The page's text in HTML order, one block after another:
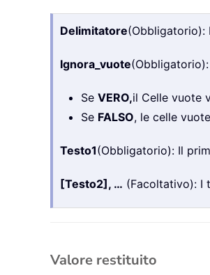
Delimitatore(Obbligatorio):
Ignora_vuote
Se VERO,il Celle vuote
Se FALSO, le celle
Testo1(Obbligatorio): Il
[Testo2], … (Facoltativo): I
Valore restituito